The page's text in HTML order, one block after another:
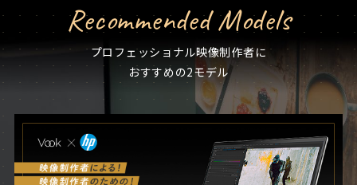
Recommended Models
プロフェッショナル映像制作者に
おすすめの2モデル